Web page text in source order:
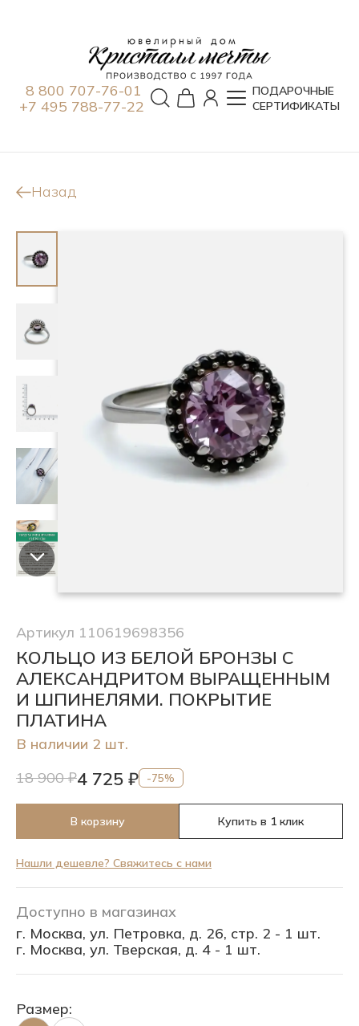
8 800 707-76-01
+7 495 788-77-22
ПОДАРОЧНЫЕ
СЕРТИФИКАТЫ
Назад
Артикул 110619698356
КОЛЬЦО ИЗ БЕЛОЙ БРОНЗЫ С
АЛЕКСАНДРИТОМ ВЫРАЩЕННЫМ
И ШПИНЕЛЯМИ. ПОКРЫТИЕ
ПЛАТИНА
В наличии 2 шт.
18 900 ₽4 725 ₽ -75%
В корзину Купить в 1 клик
Нашли дешевле? Свяжитесь с нами
Доступно в магазинах
г. Москва, ул. Петровка, д. 26, стр. 2 - 1 шт.
г. Москва, ул. Тверская, д. 4 - 1 шт.
Размер: